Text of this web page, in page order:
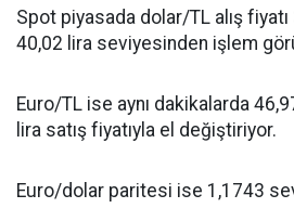
Spot piyasada dolar/TL alış fiyatı
40,02 lira seviyesinden işlem
Euro/TL ise aynı dakikalarda
lira satış fiyatıyla el değiştiriyor.
Euro/dolar paritesi ise 1,1743